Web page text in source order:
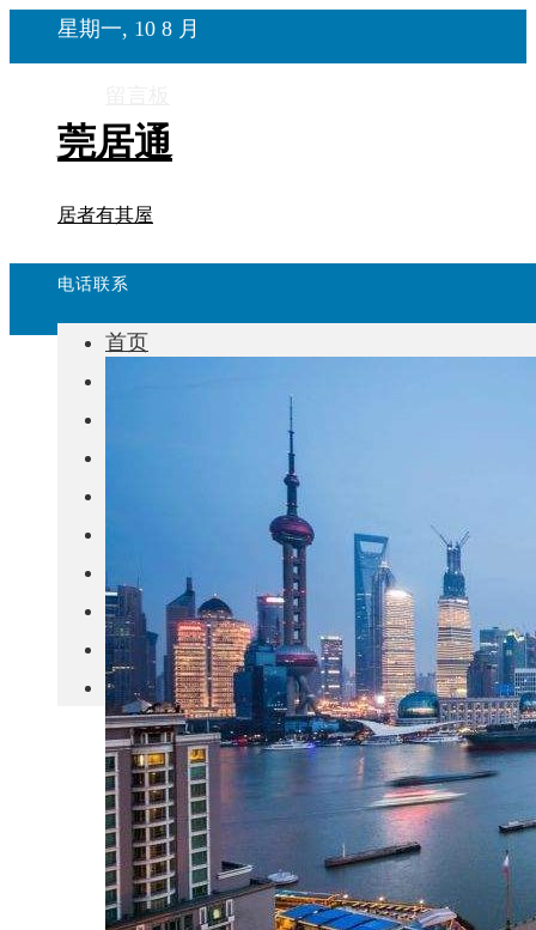
星期一, 10 8 月
莞居通
居者有其屋
电话联系
首页
城市更新
房产政策
中国
其他